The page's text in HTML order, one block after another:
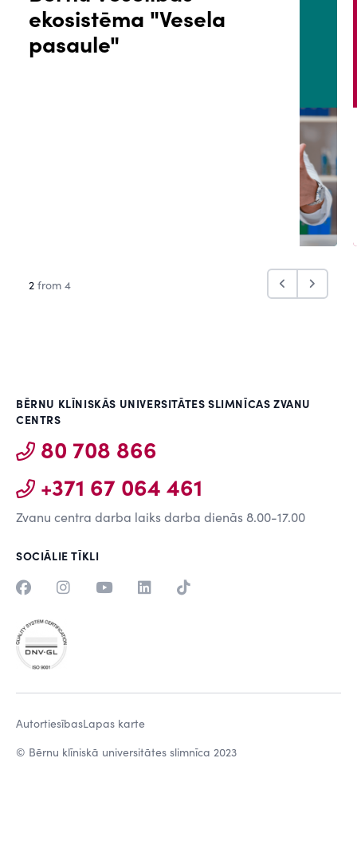
ekosistēma "Vesela
pasaule"
PACIENTA PORTĀLS
2 from 4
BĒRNU KLĪNISKĀS UNIVERSITĀTES SLIMNĪCAS ZVANU
CENTRS
80 708 866
+371 67 064 461
Zvanu centra darba laiks darba dienās 8.00-17.00
SOCIĀLIE TĪKLI
© Bērnu klīniskā universitātes slimnīca 2023
AutortiesībasLapas karte